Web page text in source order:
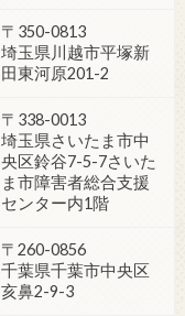
〒350-0813
埼玉県川越市平塚新
田東河原201-2
〒338-0013
埼玉県さいたま市中
央区鈴谷7-5-7さいた
ま市障害者総合支援
センター内1階
〒260-0856
千葉県千葉市中央区
亥鼻2-9-3